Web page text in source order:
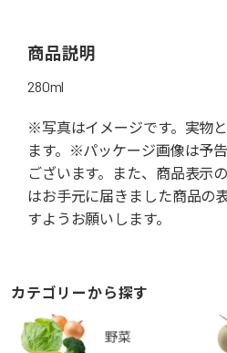
商品説明
280ml
※写真はイメージです。実物
ます。※パッケージ画像は予
ございます。また、商品表示
はお手元に届きました商品の
すようお願いします。
カテゴリーから探す